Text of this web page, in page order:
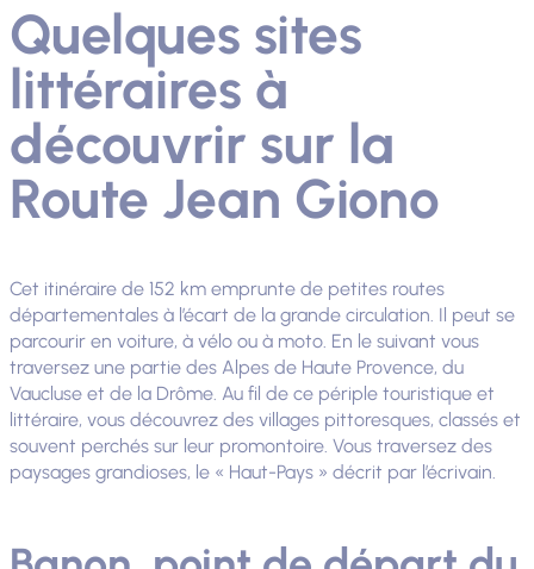
Quelques sites
littéraires à
découvrir sur la
Route Jean Giono
Cet itinéraire de 152 km emprunte de petites routes
départementales à l’écart de la grande circulation. Il peut se
parcourir en voiture, à vélo ou à moto. En le suivant vous
traversez une partie des Alpes de Haute Provence, du
Vaucluse et de la Drôme. Au fil de ce périple touristique et
littéraire, vous découvrez des villages pittoresques, classés et
souvent perchés sur leur promontoire. Vous traversez des
paysages grandioses, le « Haut-Pays » décrit par l’écrivain.